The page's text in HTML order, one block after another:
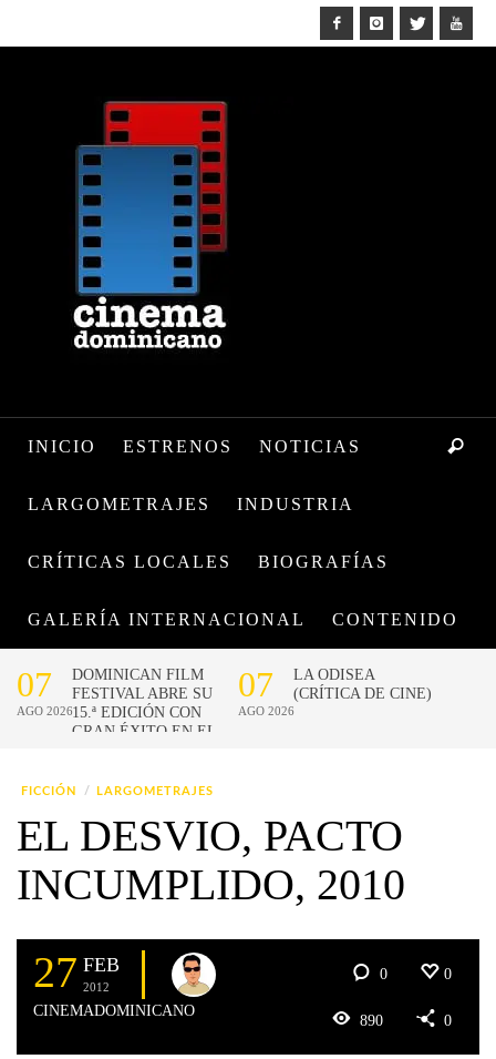
INICIO ESTRENOS NOTICIAS
LARGOMETRAJES INDUSTRIA
CRÍTICAS LOCALES BIOGRAFÍAS
GALERÍA INTERNACIONAL CONTENIDO
FICCIÓN LARGOMETRAJES
EL DESVIO, PACTO
INCUMPLIDO, 2010
27 FEB
2012
CINEMADOMINICANO
0 0
890 0